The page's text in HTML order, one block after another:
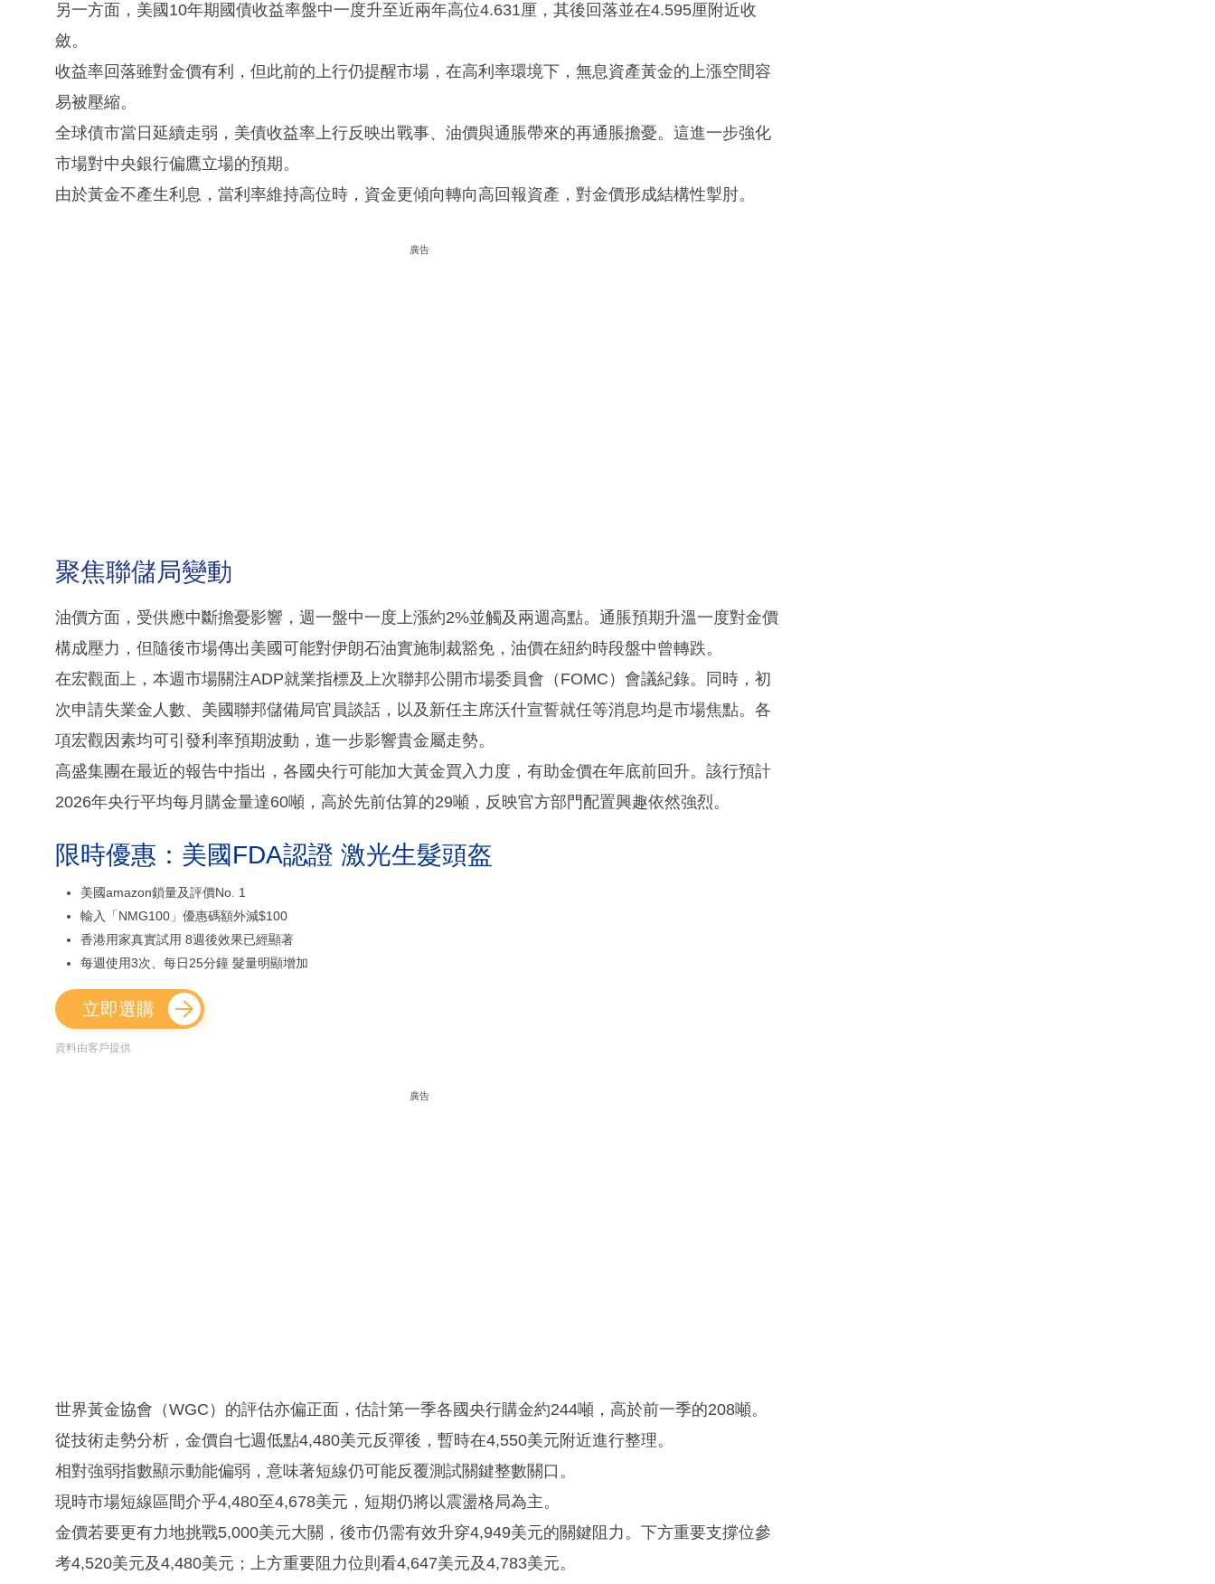
另一方面，美國10年期國債收益率盤中一度升至近兩年高位4.631厘，其後回落並在4.595厘附近收
斂。
收益率回落雖對金價有利，但此前的上行仍提醒市場，在高利率環境下，無息資產黃金的上漲空間容
易被壓縮。
全球債市當日延續走弱，美債收益率上行反映出戰事、油價與通脹帶來的再通脹擔憂。這進一步強化
市場對中央銀行偏鷹立場的預期。
由於黃金不產生利息，當利率維持高位時，資金更傾向轉向高回報資產，對金價形成結構性掣肘。
廣告
聚焦聯儲局變動
油價方面，受供應中斷擔憂影響，週一盤中一度上漲約2%並觸及兩週高點。通脹預期升溫一度對金價
構成壓力，但隨後市場傳出美國可能對伊朗石油實施制裁豁免，油價在紐約時段盤中曾轉跌。
在宏觀面上，本週市場關注ADP就業指標及上次聯邦公開市場委員會（FOMC）會議紀錄。同時，初
次申請失業金人數、美國聯邦儲備局官員談話，以及新任主席沃什宣誓就任等消息均是市場焦點。各
項宏觀因素均可引發利率預期波動，進一步影響貴金屬走勢。
高盛集團在最近的報告中指出，各國央行可能加大黃金買入力度，有助金價在年底前回升。該行預計
2026年央行平均每月購金量達60噸，高於先前估算的29噸，反映官方部門配置興趣依然強烈。
限時優惠：美國FDA認證 激光生髮頭盔
美國amazon鎖量及評價No. 1
輸入「NMG100」優惠碼額外減$100
香港用家真實試用 8週後效果已經顯著
每週使用3次、每日25分鐘 髮量明顯增加
立即選購
資料由客戶提供
廣告
世界黃金協會（WGC）的評估亦偏正面，估計第一季各國央行購金約244噸，高於前一季的208噸。
從技術走勢分析，金價自七週低點4,480美元反彈後，暫時在4,550美元附近進行整理。
相對強弱指數顯示動能偏弱，意味著短線仍可能反覆測試關鍵整數關口。
現時市場短線區間介乎4,480至4,678美元，短期仍將以震盪格局為主。
金價若要更有力地挑戰5,000美元大關，後市仍需有效升穿4,949美元的關鍵阻力。下方重要支撐位參
考4,520美元及4,480美元；上方重要阻力位則看4,647美元及4,783美元。